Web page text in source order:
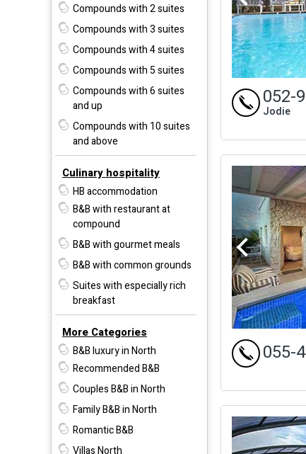
Compounds with 2 suites
Compounds with 3 suites
Compounds with 4 suites
Compounds with 5 suites
Compounds with 6 suites
and up
Compounds with 10 suites
and above
Culinary hospitality
HB accommodation
B&B with restaurant at
compound
B&B with gourmet meals
B&B with common grounds
Suites with especially rich
breakfast
More Categories
B&B luxury in North
Recommended B&B
Couples B&B in North
Family B&B in North
Romantic B&B
Villas North
052-
Jodie
055-